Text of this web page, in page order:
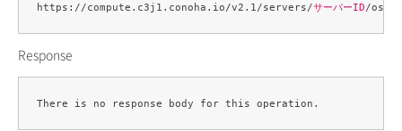
https://compute.c3j1.conoha.io/v2.1/servers/サーバーID/os-
Response